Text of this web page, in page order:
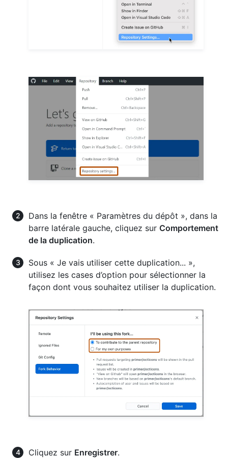
Dans la fenêtre « Paramètres du dépôt », dans la
barre latérale gauche, cliquez sur Comportement
de la duplication.
Sous « Je vais utiliser cette duplication... »,
utilisez les cases d’option pour sélectionner la
façon dont vous souhaitez utiliser la duplication.
Cliquez sur Enregistrer.